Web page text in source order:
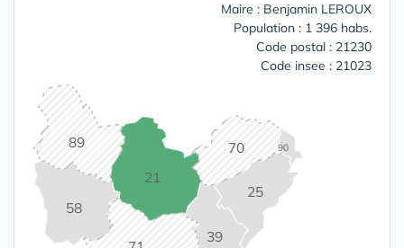
Maire : Benjamin LEROUX
Population : 1 396 habs.
Code postal : 21230
Code insee : 21023
21
25
39
58
70
89 90